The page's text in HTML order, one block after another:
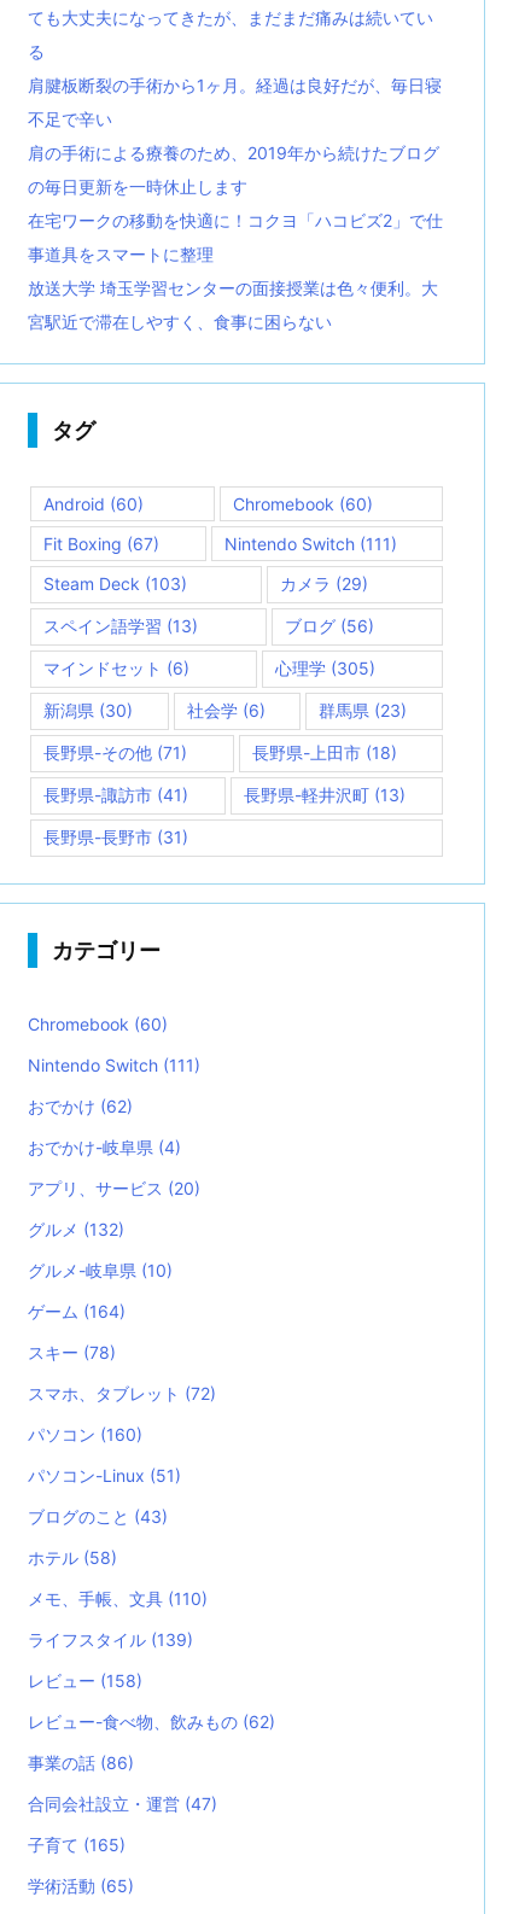
ても大丈夫になってきたが、まだまだ痛みは続いてい
る
肩腱板断裂の手術から1ヶ月。経過は良好だが、毎日寝
不足で辛い
肩の手術による療養のため、2019年から続けたブログ
の毎日更新を一時休止します
在宅ワークの移動を快適に！コクヨ「ハコビズ2」で仕
事道具をスマートに整理
放送大学 埼玉学習センターの面接授業は色々便利。大
宮駅近で滞在しやすく、食事に困らない
タグ
Android (60) Chromebook (60)
Fit Boxing (67) Nintendo Switch(111)
Steam Deck (103) カメラ (29)
スペイン語学習 (13) ブログ (56)
マインドセット (6) 心理学 (305)
新潟県 (30) 社会学(6) 群馬県 (23)
長野県-その他 (71) 長野県-上田市(18)
長野県-諏訪市 (41) 長野県-軽井沢町 (13)
長野県-長野市 (31)
カテゴリー
Chromebook (60)
Nintendo Switch (111)
おでかけ (62)
おでかけ-岐阜県 (4)
アプリ、サービス (20)
グルメ (132)
グルメ-岐阜県 (10)
ゲーム (164)
スキー (78)
スマホ、タブレット (72)
パソコン (160)
パソコン-Linux (51)
ブログのこと (43)
ホテル (58)
メモ、手帳、文具 (110)
ライフスタイル (139)
レビュー (158)
レビュー-食べ物、飲みもの (62)
事業の話 (86)
合同会社設立・運営 (47)
子育て (165)
学術活動 (65)